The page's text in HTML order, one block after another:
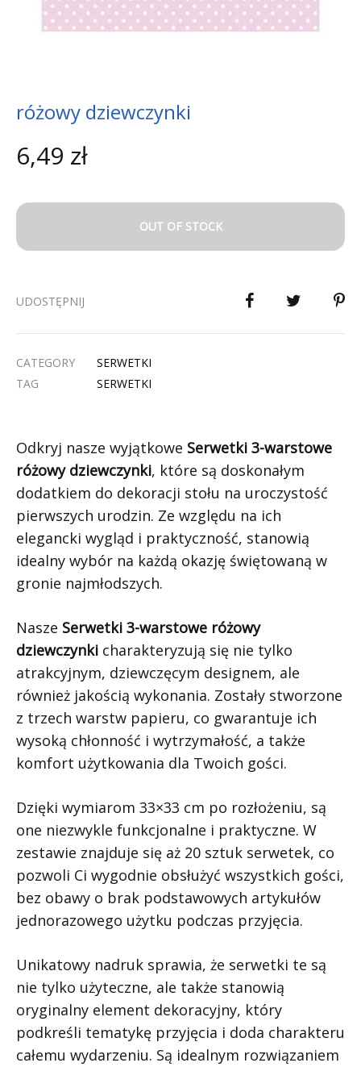
różowy dziewczynki
6,49 zł
OUT OF STOCK
UDOSTĘPNIJ
CATEGORY
SERWETKI
TAG
SERWETKI
Odkryj nasze wyjątkowe Serwetki 3-warstowe
różowy dziewczynki, które są doskonałym
dodatkiem do dekoracji stołu na uroczystość
pierwszych urodzin. Ze względu na ich
elegancki wygląd i praktyczność, stanowią
idealny wybór na każdą okazję świętowaną w
gronie najmłodszych.
Nasze Serwetki 3-warstowe różowy
dziewczynki charakteryzują się nie tylko
atrakcyjnym, dziewczęcym designem, ale
również jakością wykonania. Zostały stworzone
z trzech warstw papieru, co gwarantuje ich
wysoką chłonność i wytrzymałość, a także
komfort użytkowania dla Twoich gości.
Dzięki wymiarom 33×33 cm po rozłożeniu, są
one niezwykle funkcjonalne i praktyczne. W
zestawie znajduje się aż 20 sztuk serwetek, co
pozwoli Ci wygodnie obsłużyć wszystkich gości,
bez obawy o brak podstawowych artykułów
jednorazowego użytku podczas przyjęcia.
Unikatowy nadruk sprawia, że serwetki te są
nie tylko użyteczne, ale także stanowią
oryginalny element dekoracyjny, który
podkreśli tematykę przyjęcia i doda charakteru
całemu wydarzeniu. Są idealnym rozwiązaniem